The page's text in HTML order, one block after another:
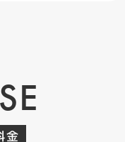
金